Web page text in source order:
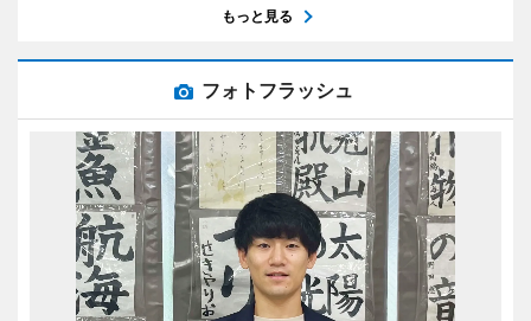
もっと見る
フォトフラッシュ